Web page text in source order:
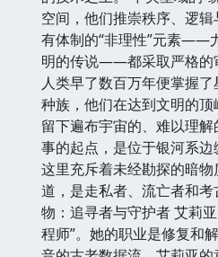
空间，他们推崇秩序、逻
有体制的“非理性”元素——
明的传说——都采取严格的
人类早了数百万年便掌握
种族，他们在达到文明的
留下遍布宇宙的、难以理
事的起点，是位于银河系边
这里充斥着未经勘探的暗
道，是走私者、流亡者和
物：追寻者与守护者 艾莉
程师”。她的职业是修复和